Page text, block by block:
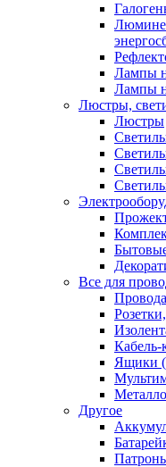
Лампы
Лампы
Люстры,
Люстры
Все для
Кабель-
Ящики
Другое